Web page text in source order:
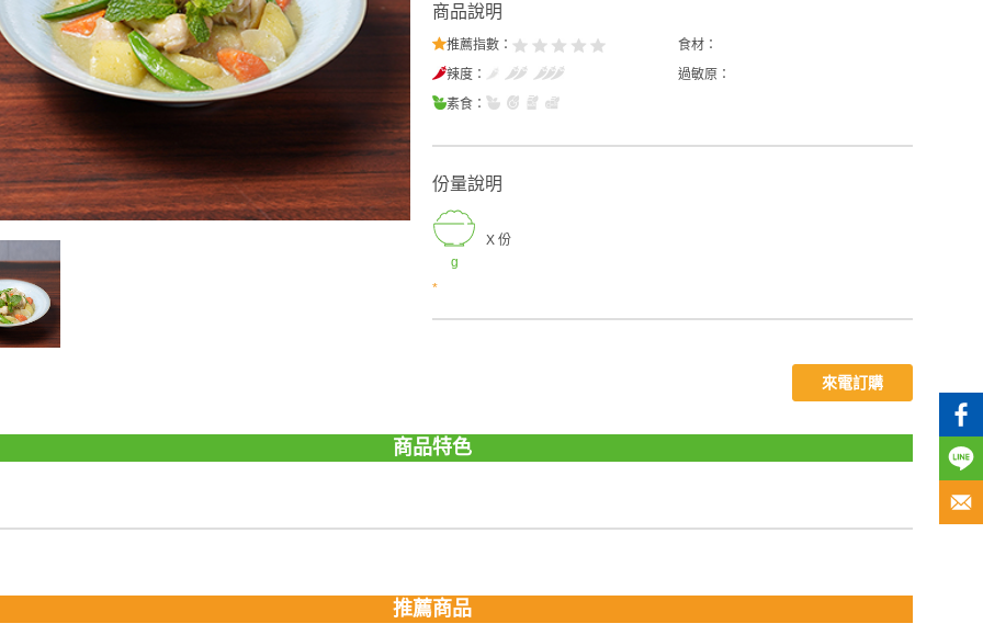
商品說明
推薦指數：
辣度：
素食：
食材：
過敏原：
份量說明
g
X 份
*
來電訂購
商品特色
推薦商品